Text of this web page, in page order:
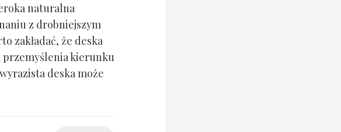
naturalna
z drobniejszym
zakładać, że deska
przemyślenia kierunku
deska może